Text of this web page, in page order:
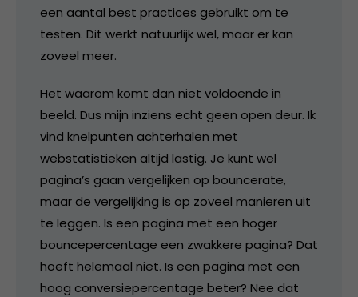
een aantal best practices gebruikt om te
testen. Dit werkt natuurlijk wel, maar er kan
zoveel meer.
Het waarom komt dan niet voldoende in
beeld. Dus mijn inziens echt geen open deur. Ik
vind knelpunten achterhalen met
webstatistieken altijd lastig. Je kunt wel
pagina’s gaan vergelijken op bouncerate,
maar de vergelijking is op zoveel manieren uit
te leggen. Is een pagina met een hoger
bouncepercentage een zwakkere pagina? Dat
hoeft helemaal niet. Is een pagina met een
hoog conversiepercentage beter? Nee dat